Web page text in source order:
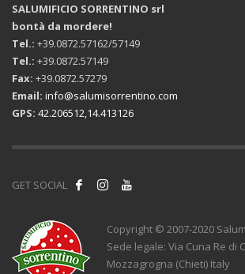
SALUMIFICIO SORRENTINO srl
bontà da mordere!
Tel.: +39.0872.57162/57149
Tel.: +39.0872.57149
Fax: +39.0872.57279
Email: info@salumisorrentino.com
GPS: 42.206512,14.413126
GET SOCIAL
Copyright © 2007-2020
Sede legale: Via Cuna Re di
Mozzagrogna (Chieti) Italy